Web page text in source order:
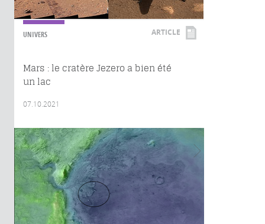
UNIVERS ARTICLE
Mars : le cratère Jezero a bien été
un lac
07.10.2021